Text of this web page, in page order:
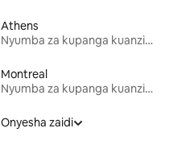
Athens
Nyumba za kupanga kuanzia mwezi mmoja
Montreal
Nyumba za kupanga kuanzia mwezi mmoja
Onyesha zaidi